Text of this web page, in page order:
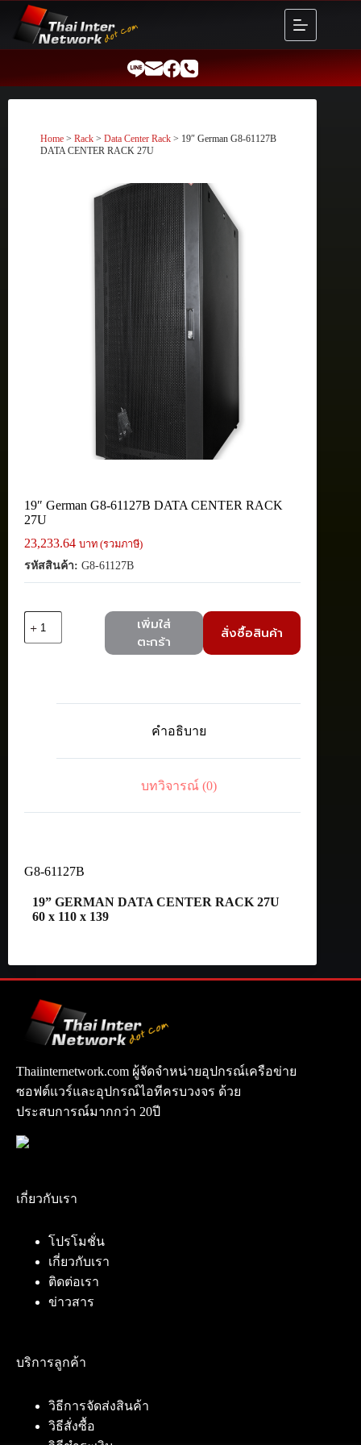
content
Home > Rack > Data Center Rack > 19″ German G8-61127B
DATA CENTER RACK 27U
19″ German G8-61127B DATA CENTER RACK
27U
23,233.64 บาท (รวมภาษี)
รหัสสินค้า: G8-61127B
19"
CENTER
เพิ่มใส่
ตะกร้า
สั่งซื้อสินค้า
คำอธิบาย
บทวิจารณ์ (0)
G8-61127B
19” GERMAN DATA CENTER RACK 27U
60 x 110 x 139
Thaiinternetwork.com ผู้จัดจำหน่ายอุปกรณ์เครือข่าย
ซอฟต์แวร์และอุปกรณ์ไอทีครบวงจร ด้วย
ประสบการณ์มากกว่า 20ปี
เกี่ยวกับเรา
โปรโมชั่น
เกี่ยวกับเรา
ติดต่อเรา
ข่าวสาร
บริการลูกค้า
วิธีการจัดส่งสินค้า
วิธีสั่งซื้อ